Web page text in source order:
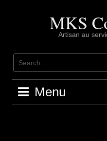
MKS
Artisan au
Menu